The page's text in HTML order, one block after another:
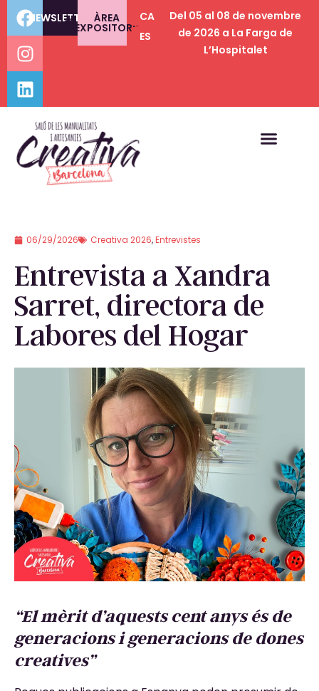
Del 05 al 08 de novembre
de 2026 a La Farga de
L’Hospitalet
NEWSLETTER ÀREA
EXPOSITORS
CA
ES
06/29/2026 Creativa 2026,Entrevistes
Entrevista a Xandra
Sarret, directora de
Labores del Hogar
“El mèrit d’aquests cent anys és de
generacions i generacions de dones
creatives”